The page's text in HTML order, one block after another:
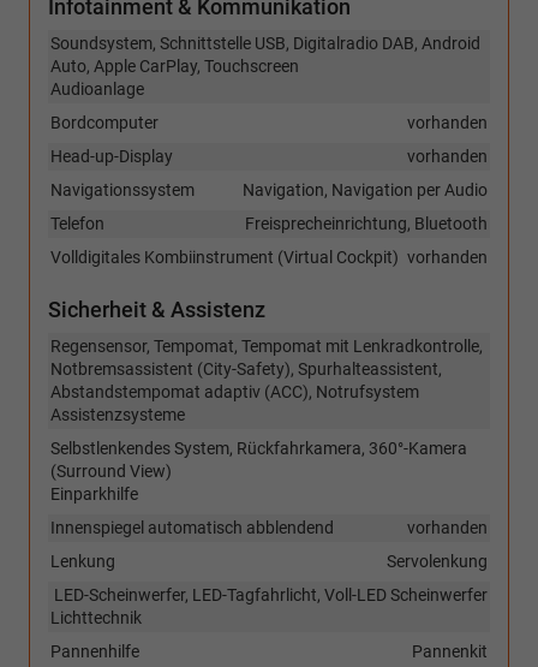
Infotainment & Kommunikation
Soundsystem, Schnittstelle USB, Digitalradio DAB, Android
Auto, Apple CarPlay, Touchscreen
Audioanlage
vorhanden
Bordcomputer
vorhanden
Head-up-Display
Navigation, Navigation per Audio
Navigationssystem
Freisprecheinrichtung, Bluetooth
Telefon
vorhanden
Volldigitales Kombiinstrument (Virtual Cockpit)
Sicherheit & Assistenz
Regensensor, Tempomat, Tempomat mit Lenkradkontrolle,
Notbremsassistent (City-Safety), Spurhalteassistent,
Abstandstempomat adaptiv (ACC), Notrufsystem
Assistenzsysteme
Selbstlenkendes System, Rückfahrkamera, 360°-Kamera
(Surround View)
Einparkhilfe
vorhanden
Innenspiegel automatisch abblendend
Servolenkung
Lenkung
LED-Scheinwerfer, LED-Tagfahrlicht, Voll-LED Scheinwerfer
Lichttechnik
Pannenkit
Pannenhilfe